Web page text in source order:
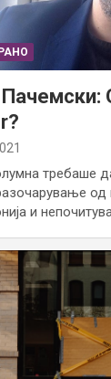
Пачемски:
требаше
од
и